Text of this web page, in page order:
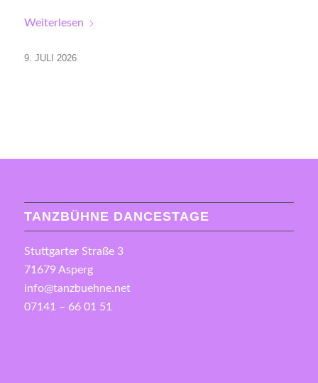
Weiterlesen
9. JULI 2026
TANZBÜHNE DANCESTAGE
Stuttgarter Straße 3
71679 Asperg
info@tanzbuehne.net
07141 – 66 01 51